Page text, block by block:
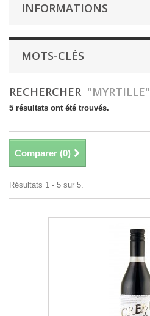
INFORMATIONS
MOTS-CLÉS
RECHERCHER "MYRTILLE"
5 résultats ont été trouvés.
Comparer (0)
Résultats 1 - 5 sur 5.